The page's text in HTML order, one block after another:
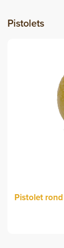
Pistolets
Pistolet